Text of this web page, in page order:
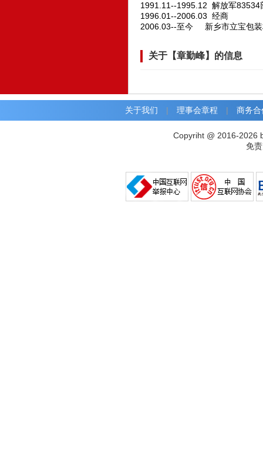
1991.11--1995.12 解放军83534
1996.01--2006.03 经商
2006.03--至今 新乡市立宝包装
关于【章勤峰】的信息
关于我们 | 理事会章程 | 商务合
Copyriht @ 2016-2026
免责